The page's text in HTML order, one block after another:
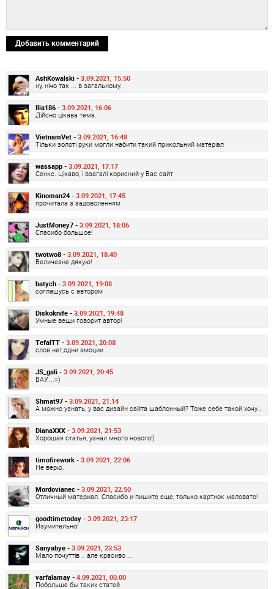
Добавить комментарий
AshKowalski - 3.09.2021, 15:50
ну, нічо так ... в загальному.
Ilia186 - 3.09.2021, 16:06
Дійсно цікава тема.
VietnamVet - 3.09.2021, 16:48
Тільки золоті руки могли набити такий прикольний матеріал
wassapp - 3.09.2021, 17:17
Сенкс. Цікаво, і взагалі корисний у Вас сайт
Kinoman24 - 3.09.2021, 17:45
прочитала з задоволенням
JustMoney7 - 3.09.2021, 18:06
Спасибо большое!
twotwo8 - 3.09.2021, 18:40
Величезне дякую!
batych - 3.09.2021, 19:08
соглашусь с автором
Diskoknife - 3.09.2021, 19:48
Умные вещи говорит автор!
TefalTT - 3.09.2021, 20:08
слов нет,одни эмоции
JS_gali - 3.09.2021, 20:45
ВАУ....=)
Shmat97 - 3.09.2021, 21:14
А можно узнать, у вас дизайн сайта шаблонный? Тоже себе такой хочу…
DianaXXX - 3.09.2021, 21:53
Хорошая статья, узнал много нового!)
timofirework - 3.09.2021, 22:06
Не верю.
Mordovianec - 3.09.2021, 22:50
Отличный материал. Спасибо и пишите еще, только картнок маловато!
goodtimetoday - 3.09.2021, 23:17
Изумительно!
Sanyabye - 3.09.2021, 23:53
Мало почуттів .. але красиво ...
varfalamay - 4.09.2021, 00:00
Побольше бы таких статей